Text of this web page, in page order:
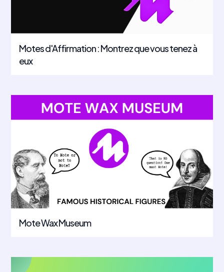
Motes d'Affirmation : Montrez que vous tenez à
eux
Mote Wax Museum